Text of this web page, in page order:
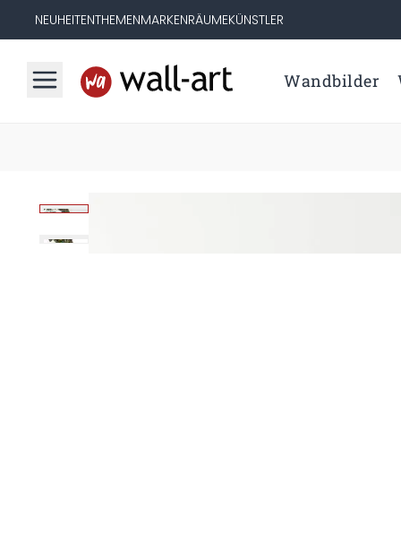
NEUHEITENTHEMENMARKENRÄUMEKÜNSTLER
Wandbilder